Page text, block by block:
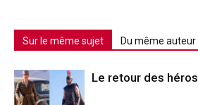
Sur le même sujet Du même auteur
Le retour des héros